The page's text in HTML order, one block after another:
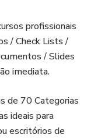
profissionais
/ Check Lists /
/ Slides
imediata.
de 70 Categorias
ideais para
escritórios de